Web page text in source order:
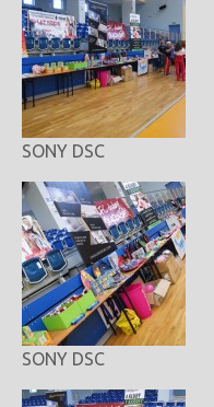
SONY DSC
SONY DSC